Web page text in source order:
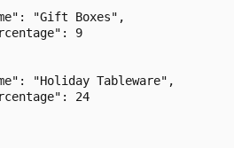
"Gift Boxes",
9
"Holiday Tableware",
24